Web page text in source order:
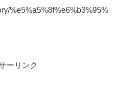
%e5%a5%8f%e6%b3%95%
ーリンク